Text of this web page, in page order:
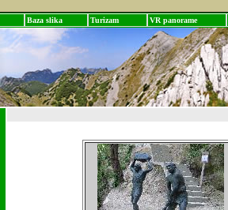
Baza slika Turizam VR panorame